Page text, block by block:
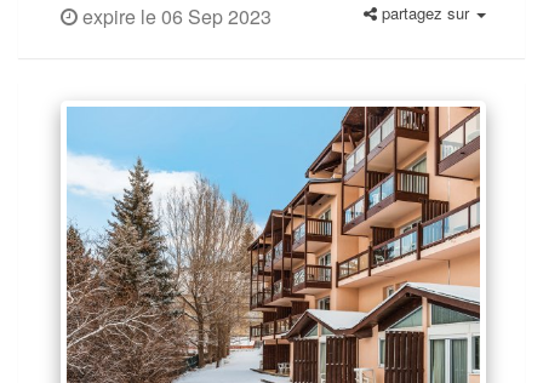
expire le 06 Sep 2023 partagez sur